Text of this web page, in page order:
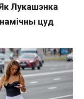
Лукашэнка
цуд